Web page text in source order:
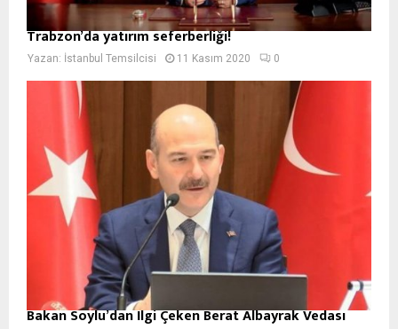
Trabzon’da yatırım seferberliği!
Yazan: İstanbul Temsilcisi 11 Kasım 2020 0
Bakan Soylu’dan İlgi Çeken Berat Albayrak Vedası